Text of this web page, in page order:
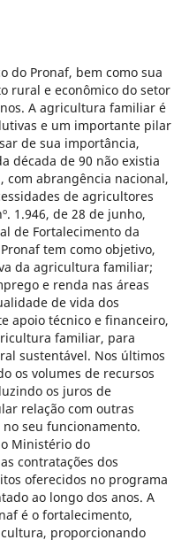
do Pronaf, bem como sua
rural e econômico do setor
A agricultura familiar é
e um importante pilar
de sua importância,
década de 90 não existia
abrangência nacional,
de agricultores
1.946, de 28 de junho,
de Fortalecimento da
tem como objetivo,
da agricultura familiar;
e renda nas áreas
de vida dos
apoio técnico e financeiro,
familiar, para
sustentável. Nos últimos
os volumes de recursos
os juros de
relação com outras
seu funcionamento.
Ministério do
contratações dos
oferecidos no programa
ao longo dos anos. A
é o fortalecimento,
proporcionando